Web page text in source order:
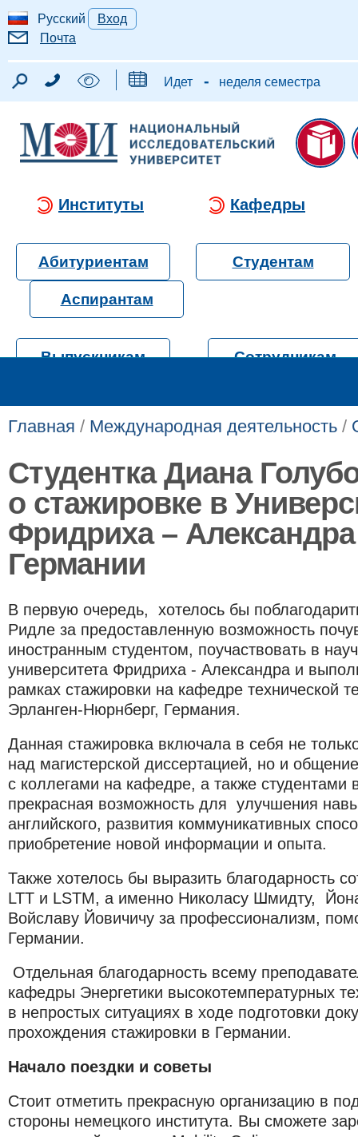
Русский
Вход
Почта
Идет - неделя семестра
Институты Кафедры
Абитуриентам Студентам
Аспирантам
Выпускникам Сотрудникам
Главная / Международная деятельность /
Студентка Диана
о стажировке в
Фридриха –
Германии
В первую очередь, хотелось бы
Ридле за предоставленную возможность
иностранным студентом, поучаствовать в
университета Фридриха - Александра и
рамках стажировки на кафедре технической
Эрланген-Нюрнберг, Германия.
Данная стажировка включала в себя не
над магистерской диссертацией, но и
с коллегами на кафедре, а также студентами
прекрасная возможность для улучшения
английского, развития коммуникативных
приобретение новой информации и опыта.
Также хотелось бы выразить благодарность
LTT и LSTM, а именно Николасу Шмидту,
Войславу Йовичичу за профессионализм,
Германии.
Отдельная благодарность всему
кафедры Энергетики высокотемпературных
в непростых ситуациях в ходе подготовки
прохождения стажировки в Германии.
Начало поездки и советы
Стоит отметить прекрасную организацию в
стороны немецкого института. Вы сможете